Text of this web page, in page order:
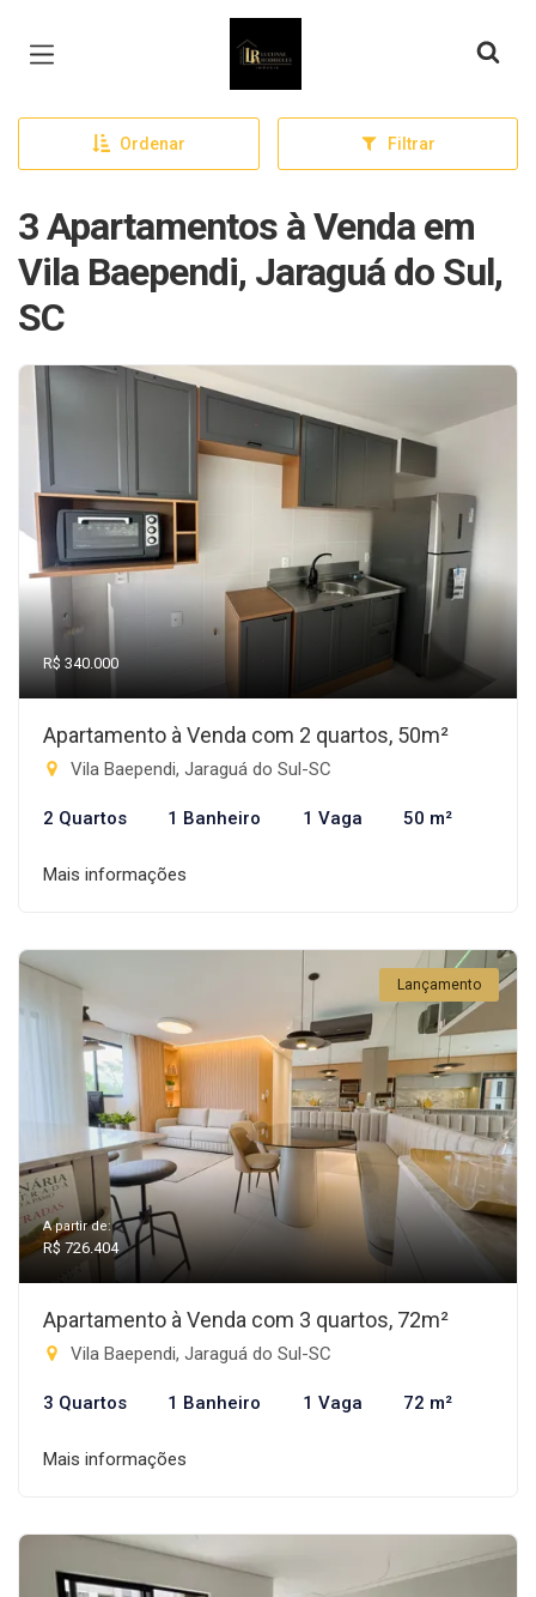
Página inicial
Ordenar Filtrar
3 Apartamentos à Venda em
Vila Baependi, Jaraguá do Sul,
SC
R$ 340.000
Apartamento à Venda com 2 quartos, 50m²
Vila Baependi, Jaraguá do Sul-SC
2 Quartos 1 Banheiro 1 Vaga 50 m²
Mais informações
Lançamento
A partir de:
R$ 726.404
Apartamento à Venda com 3 quartos, 72m²
Vila Baependi, Jaraguá do Sul-SC
3 Quartos 1 Banheiro 1 Vaga 72 m²
Mais informações